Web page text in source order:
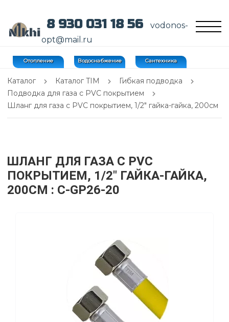
8 930 031 18 56
vodonos-
opt@mail.ru
Отопление Водоснабжение Сантехника
Каталог Каталог TIM
Гибкая подводка
Подводка для газа с PVC покрытием
Шланг для газа с PVC покрытием, 1/2" гайка-гайка, 200см
ШЛАНГ ДЛЯ ГАЗА С PVC
ПОКРЫТИЕМ, 1/2" ГАЙКА-ГАЙКА,
200СМ : C-GP26-20